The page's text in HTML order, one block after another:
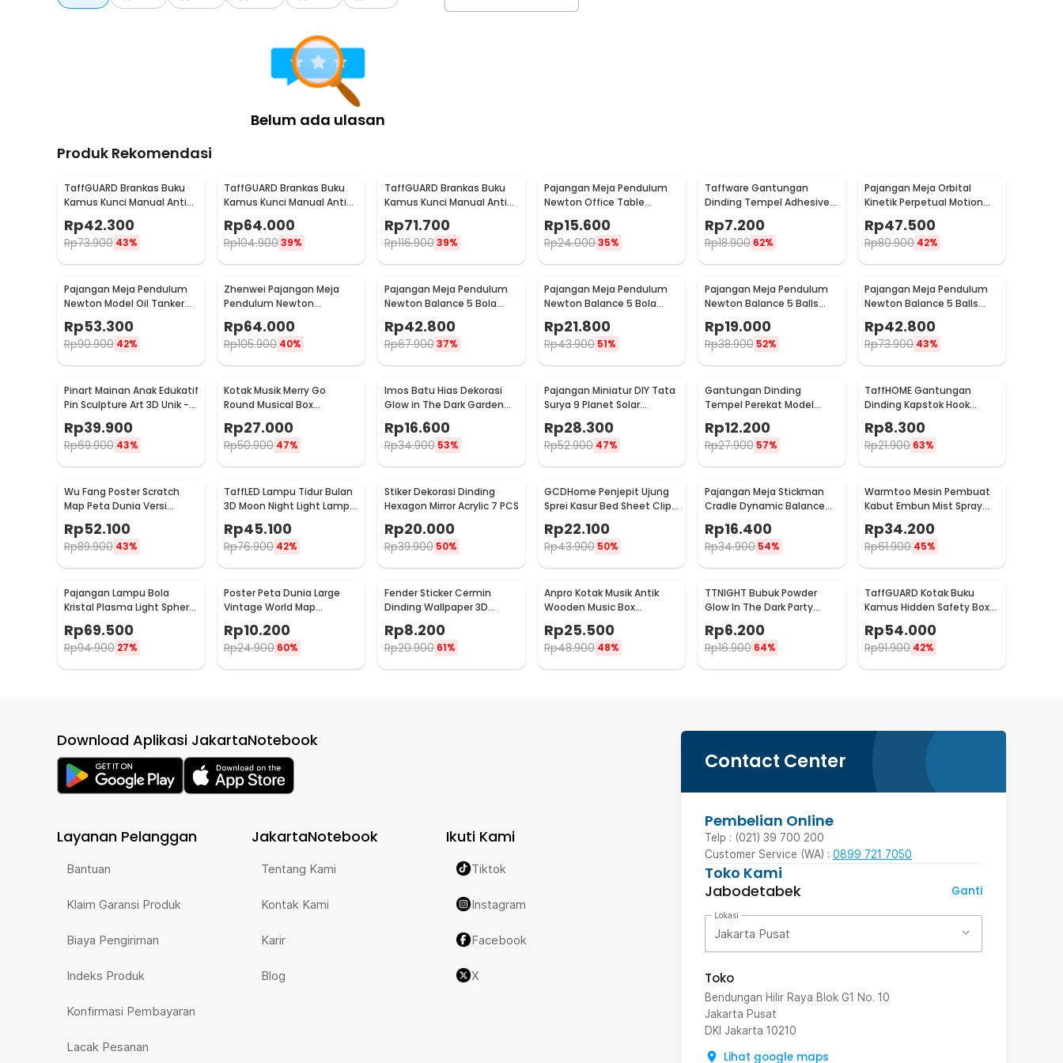
Belum ada ulasan
Produk Rekomendasi
TaffGUARD Brankas Buku
Kamus Kunci Manual Anti
Maling Hidden Safe Box
Kecil - KB-10L
Rp42.300
Rp73.900 43%
TaffGUARD Brankas Buku
Kamus Kunci Manual Anti
Maling Hidden Safe Box
Sedang - KB-10L
Rp64.000
Rp104.90039%
TaffGUARD Brankas Buku
Kamus Kunci Manual Anti
Besar - KB-10L
Rp71.700
Rp116.900 39%
Pajangan Meja Pendulum
Newton Office Table
Decoration 5 Ball S - H50S
Rp15.600
Rp24.00035%
Taffware Gantungan
Dinding Tempel Adhesive
ST40
Rp7.200
Rp18.900 62%
Pajangan Meja Orbital
Kinetik Perpetual Motion
Rp47.500
Rp80.900 42%
Pajangan Meja Pendulum
Newton Model Oil Tanker
Perpetual Debate - B101
Rp53.300
Rp90.900 42%
Zhenwei Pajangan Meja
Pendulum Newton
Perpetual Model Ferris
Wheel - ZPW
Rp64.000
Rp105.900 40%
Pajangan Meja Pendulum
Newton Balance 5 Bola
Model Arched M - ZY02
Rp42.800
Rp67.900 37%
Pajangan Meja Pendulum
Newton Balance 5 Bola
Model Arched S - ZY02
Rp21.800
Rp43.900 51%
Pajangan Meja Pendulum
Newton Balance 5 Balls
LX013
Rp19.000
Rp38.900 52%
Pajangan Meja Pendulum
Newton Balance 5 Balls
Stainless Steel Model T L -
LX013
Rp42.800
Rp73.900 43%
Pinart Mainan Anak Edukatif
Pin Sculpture Art 3D Unik -
FD-P3
Rp39.900
Rp69.900 43%
Kotak Musik Merry Go
Round Musical Box
Y02
Rp27.000
Rp50.900 47%
Imos Batu Hias Dekorasi
Glow in The Dark Garden
Stone 100 PCS - HC0043
Rp16.600
Rp34.900 53%
Pajangan Miniatur DIY Tata
Surya 9 Planet Solar
System Planetary - 2135
Rp28.300
Rp52.900 47%
Gantungan Dinding
Tempel Perekat Model
Rp12.200
Rp27.900 57%
TaffHOME Gantungan
Dinding Kapstok Hook
Hanger Stainless Steel 201
- MT11
Rp8.300
Rp21.900 63%
Wu Fang Poster Scratch
Map Peta Dunia Versi
Rp52.100
Rp89.900 43%
TaffLED Lampu Tidur Bulan
3D Moon Night Light Lamp 3
LD002701
Rp45.100
Rp76.900 42%
Stiker Dekorasi Dinding
Hexagon Mirror Acrylic 7 PCS
Rp20.000
Rp39.900 50%
GCDHome Penjepit Ujung
Sprei Kasur Bed Sheet Clip
Rp22.100
Rp43.900 50%
Pajangan Meja Stickman
Cradle Dynamic Balance
Instrument Ball Pendulum
Rp16.400
Rp34.900 54%
Warmtoo Mesin Pembuat
Kabut Embun Mist Spray
Fog Maker 12 LED 24V - WT01
Rp34.200
Rp61.900 45%
Pajangan Lampu Bola
Kristal Plasma Light Sphere
- ZC211700
Rp69.500
Rp94.900 27%
Poster Peta Dunia Large
Vintage World Map
Rp10.200
Rp24.900 60%
Fender Sticker Cermin
Dinding Wallpaper 3D
Model Square Mirror 9 PCS -
Q353
Rp8.200
Rp20.900 61%
Anpro Kotak Musik Antik
Wooden Music Box
ADQ0194
Rp25.500
Rp48.900 48%
TTNIGHT Bubuk Powder
Glow In The Dark Party
Decoration 10g - T01
Rp6.200
Rp16.900 64%
TaffGUARD Kotak Buku
Kamus Hidden Safety Box
KB-10P
Rp54.000
Rp91.900 42%
Contact Center
Pembelian Online
Telp : (021) 39 700 200
Customer Service (WA) : 0899 721 7050
Toko Kami
Jabodetabek
Ganti
Lokasi
Jakarta Pusat
Toko
Bendungan Hilir Raya Blok G1 No. 10
Jakarta Pusat
DKI Jakarta 10210
Lihat google maps
Download Aplikasi JakartaNotebook
Layanan Pelanggan
Bantuan
Klaim Garansi Produk
Biaya Pengiriman
Indeks Produk
Konfirmasi Pembayaran
Lacak Pesanan
JakartaNotebook
Tentang Kami
Kontak Kami
Karir
Blog
Ikuti Kami
Tiktok
Instagram
Facebook
X